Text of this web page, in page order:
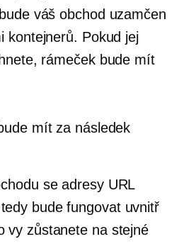
váš obchod uzamčen
kontejnerů. Pokud jej
rámeček bude mít
mít za následek
se adresy URL
bude fungovat uvnitř
vy zůstanete na stejné